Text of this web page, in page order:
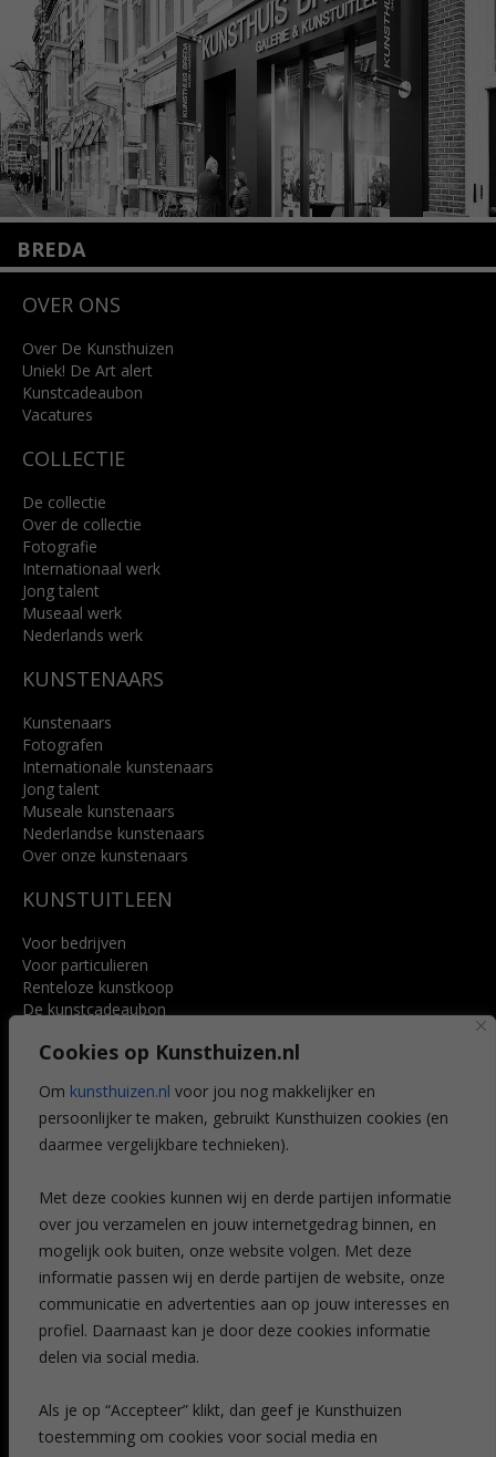
Cookies op Kunsthuizen.nl
Om kunsthuizen.nl voor jou nog makkelijker en
persoonlijker te maken, gebruikt Kunsthuizen cookies (en
daarmee vergelijkbare technieken).
Met deze cookies kunnen wij en derde partijen informatie
over jou verzamelen en jouw internetgedrag binnen, en
mogelijk ook buiten, onze website volgen. Met deze
informatie passen wij en derde partijen de website, onze
communicatie en advertenties aan op jouw interesses en
profiel. Daarnaast kan je door deze cookies informatie
delen via social media.
Als je op “Accepteer” klikt, dan geef je Kunsthuizen
toestemming om cookies voor social media en
Lees meer
BREDA
4818 SB Breda
info@kunsthuisbreda.nl
Lees meer
OVER ONS
Over De Kunsthuizen
Uniek! De Art alert
Kunstcadeaubon
Vacatures
COLLECTIE
De collectie
Over de collectie
Fotografie
Internationaal werk
Jong talent
Museaal werk
Nederlands werk
KUNSTENAARS
Kunstenaars
Fotografen
Internationale kunstenaars
Jong talent
Museale kunstenaars
Nederlandse kunstenaars
Over onze kunstenaars
KUNSTUITLEEN
Voor bedrijven
Voor particulieren
Renteloze kunstkoop
De kunstcadeaubon
Voordelen
Veelgestelde vragen
CONTACT
Leiden
Amsterdam
Breda
Favorieten
Mijn art alert
NIEUWSBRIEF